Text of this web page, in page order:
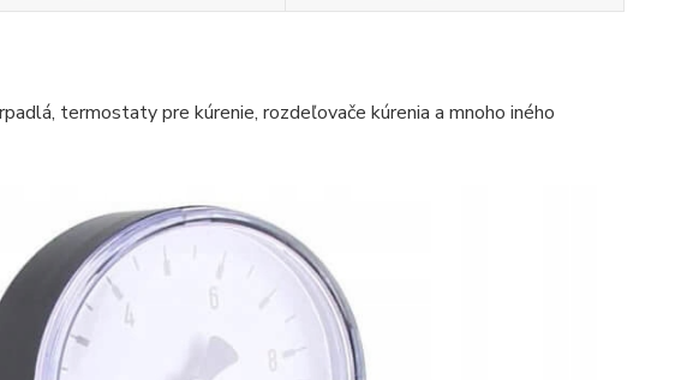
termostaty pre kúrenie, rozdeľovače kúrenia a mnoho iného